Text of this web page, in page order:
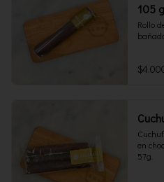
105 g
Rollo
en
57g.